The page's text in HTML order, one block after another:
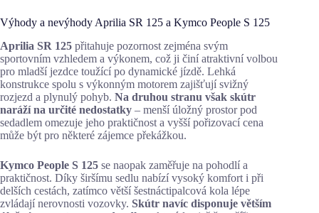
Výhody a nevýhody Aprilia SR 125 a Kymco People S 125
Aprilia SR 125 přitahuje pozornost zejména svým
sportovním vzhledem a výkonem, což ji činí atraktivní volbou
pro mladší jezdce toužící po dynamické jízdě. Lehká
konstrukce spolu s výkonným motorem zajišťují svižný
rozjezd a plynulý pohyb. Na druhou stranu však skútr
naráží na určité nedostatky – menší úložný prostor pod
sedadlem omezuje jeho praktičnost a vyšší pořizovací cena
může být pro některé zájemce překážkou.
Kymco People S 125 se naopak zaměřuje na pohodlí a
praktičnost. Díky širšímu sedlu nabízí vysoký komfort i při
delších cestách, zatímco větší šestnáctipalcová kola lépe
zvládají nerovnosti vozovky. Skútr navíc disponuje větším